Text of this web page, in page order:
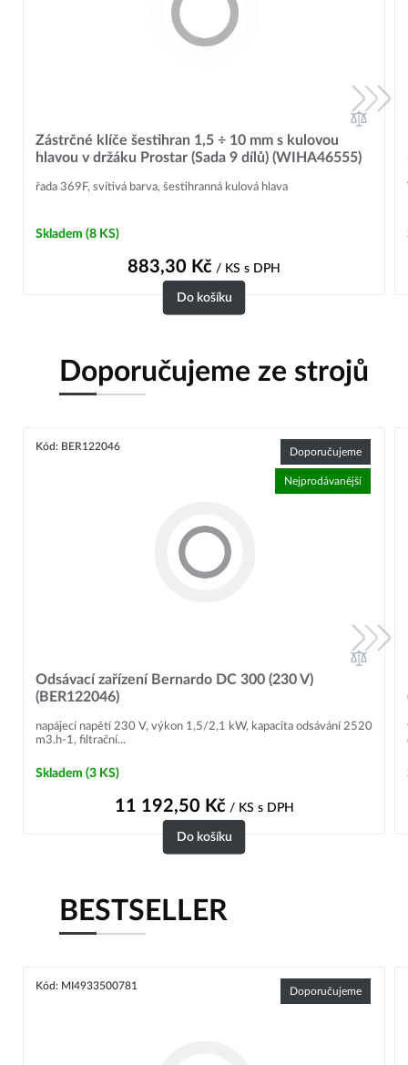
Zástrčné klíče šestihran 1,5 ÷ 10 mm s kulovou
hlavou v držáku Prostar (Sada 9 dílů) (WIHA46555)
řada 369F, svítivá barva, šestihranná kulová hlava
Skladem (8 KS)
883,30 Kč / KS s DPH
Do košíku
Doporučujeme ze strojů
Kód: BER122046 Doporučujeme
Nejprodávanější
Odsávací zařízení Bernardo DC 300 (230 V)
(BER122046)
napájecí napětí 230 V, výkon 1,5/2,1 kW, kapacita odsávání 2520
m3.h-1, filtrační...
Skladem (3 KS)
11 192,50 Kč/ KS s DPH
Do košíku
BESTSELLER
Kód: MI4933500781 Doporučujeme